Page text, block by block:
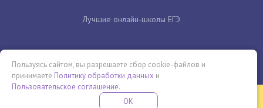
Лучшие онлайн-школы ЕГЭ
Бесплатная летняя школа
Пользуясь сайтом, вы разрешаете сбор cookie-файлов и
принимаете Политику обработки данных и
Пользовательское соглашение.
OK